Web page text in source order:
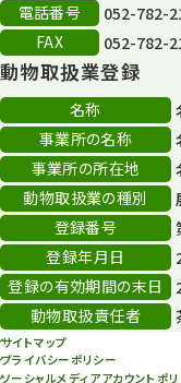
その他
その他イベント
スカイタワー
年末年始のイベント
秋まつり
電話番号
052-782-
FAX
052-782-
動物取扱業登録
名称
事業所の名称
事業所の所在地
動物取扱業の種別
登録番号
登録年月日
登録の有効期間の末日
動物取扱責任者
サイトマップ
プライバシーポリシー
ソーシャルメディアアカウントポ